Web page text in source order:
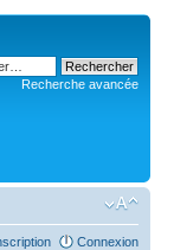
Recherche avancée
Connexion